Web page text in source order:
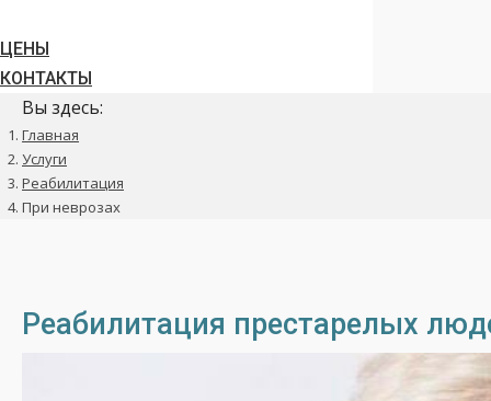
ЦЕНЫ
КОНТАКТЫ
Вы здесь:
Главная
Услуги
Реабилитация
При неврозах
Реабилитация престарелых